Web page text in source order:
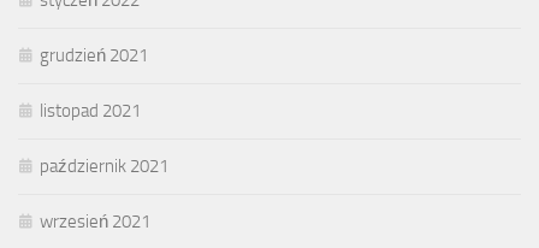
grudzień 2021
listopad 2021
październik 2021
wrzesień 2021